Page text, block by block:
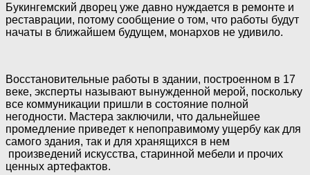
Букингемский дворец уже давно нуждается в ремонте и
реставрации, потому сообщение о том, что работы будут
начаты в ближайшем будущем, монархов не удивило.
Восстановительные работы в здании, построенном в 17
веке, эксперты называют вынужденной мерой, поскольку
все коммуникации пришли в состояние полной
негодности. Мастера заключили, что дальнейшее
промедление приведет к непоправимому ущербу как для
самого здания, так и для хранящихся в нем
произведений искусства, старинной мебели и прочих
ценных артефактов.